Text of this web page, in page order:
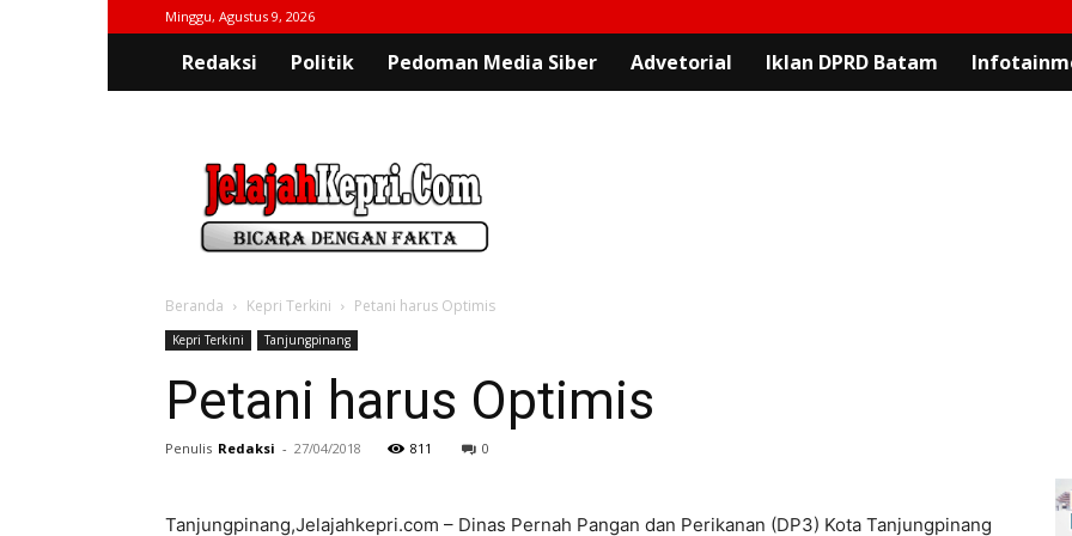
Minggu, Agustus 9, 2026
Redaksi Politik Pedoman Media Siber Advetorial Iklan DPRD Batam
Beranda Kepri Terkini Petani harus Optimis
Kepri Terkini Tanjungpinang
Petani harus Optimis
Penulis Redaksi - 27/04/2018 811 0
Tanjungpinang,Jelajahkepri.com – Dinas Pernah Pangan dan Perikanan (DP3) Kota Tanjungpinang